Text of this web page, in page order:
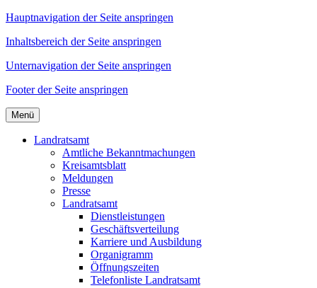
Hauptnavigation der Seite anspringen
Inhaltsbereich der Seite anspringen
Unternavigation der Seite anspringen
Footer der Seite anspringen
Menü
Landratsamt
Amtliche Bekanntmachungen
Kreisamtsblatt
Meldungen
Presse
Landratsamt
Dienstleistungen
Geschäftsverteilung
Karriere und Ausbildung
Organigramm
Öffnungszeiten
Telefonliste Landratsamt